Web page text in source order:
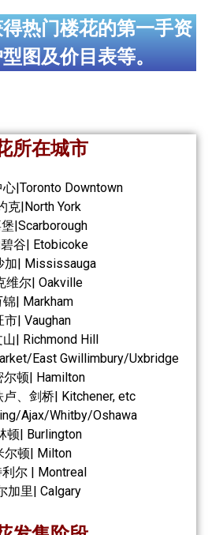
热门楼花的第一手资
图及价目表等。
所在城市
|Toronto Downtown
克|North York
|Scarborough
谷| Etobicoke
加| Mississauga
维尔| Oakville
锦| Markham
市| Vaughan
| Richmond Hill
East Gwillimbury/Uxbridge
尔顿| Hamilton
、剑桥| Kitchener, etc
Ajax/Whitby/Oshawa
顿| Burlington
尔顿| Milton
尔 | Montreal
加里| Calgary